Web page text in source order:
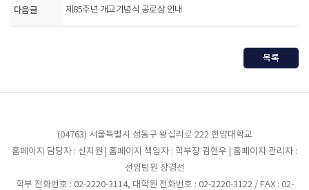
다음글 제85주년 개교기념식 공로상 안내
목록
(04763) 서울특별시 성동구 왕십리로 222 한양대학교
홈페이지 담당자 : 신지원 | 홈페이지 책임자 : 학부장 김현우 | 홈페이지 관리자 :
선임팀원 장경선
학부 전화번호 : 02-2220-3114, 대학원 전화번호 : 02-2220-3122 / FAX : 02-